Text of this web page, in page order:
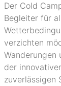
Der Cold
Begleiter für
verzichten
der
zuverlässigen